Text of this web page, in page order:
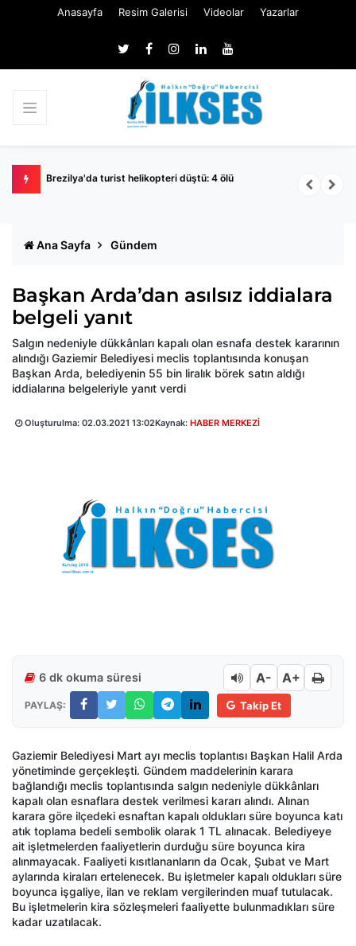
Anasayfa Resim Galerisi Videolar Yazarlar
Brezilya'da turist helikopteri düştü: 4 ölü
Ana Sayfa Gündem
Başkan Arda’dan asılsız iddialara
belgeli yanıt
Salgın nedeniyle dükkânları kapalı olan esnafa destek kararının
alındığı Gaziemir Belediyesi meclis toplantısında konuşan
Başkan Arda, belediyenin 55 bin liralık börek satın aldığı
iddialarına belgeleriyle yanıt verdi
Oluşturulma: 02.03.2021 13:02Kaynak: HABER MERKEZİ
6 dk okuma süresi A- A+
PAYLAŞ: Takip Et
Gaziemir Belediyesi Mart ayı meclis toplantısı Başkan Halil Arda
yönetiminde gerçekleşti. Gündem maddelerinin karara
bağlandığı meclis toplantısında salgın nedeniyle dükkânları
kapalı olan esnaflara destek verilmesi kararı alındı. Alınan
karara göre ilçedeki esnaftan kapalı oldukları süre boyunca katı
atık toplama bedeli sembolik olarak 1 TL alınacak. Belediyeye
ait işletmelerden faaliyetlerin durduğu süre boyunca kira
alınmayacak. Faaliyeti kısıtlananların da Ocak, Şubat ve Mart
aylarında kiraları ertelenecek. Bu işletmeler kapalı oldukları süre
boyunca işgaliye, ilan ve reklam vergilerinden muaf tutulacak.
Bu işletmelerin kira sözleşmeleri faaliyette bulunmadıkları süre
kadar uzatılacak.